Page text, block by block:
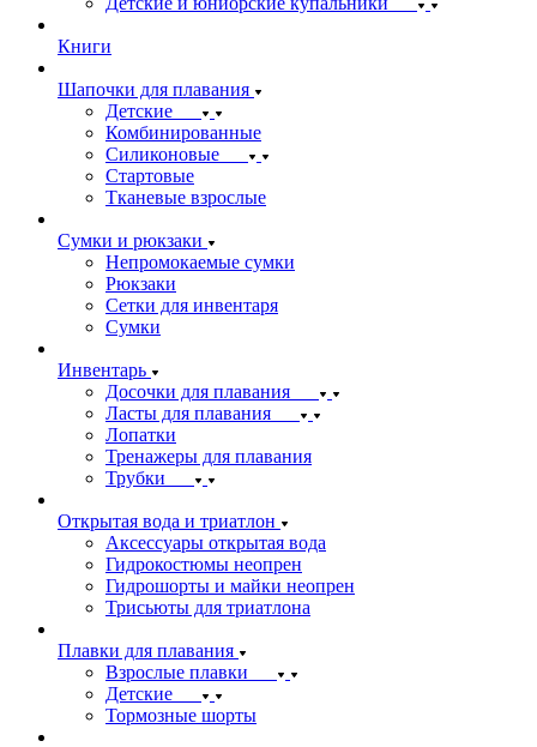
Книги
Шапочки для плавания
Детские
Комбинированные
Силиконовые
Стартовые
Тканевые взрослые
Сумки и рюкзаки
Непромокаемые сумки
Рюкзаки
Сетки для инвентаря
Сумки
Инвентарь
Досочки для плавания
Ласты для плавания
Лопатки
Тренажеры для плавания
Трубки
Открытая вода и триатлон
Аксессуары открытая вода
Гидрокостюмы неопрен
Гидрошорты и майки неопрен
Трисьюты для триатлона
Плавки для плавания
Взрослые плавки
Детские
Тормозные шорты